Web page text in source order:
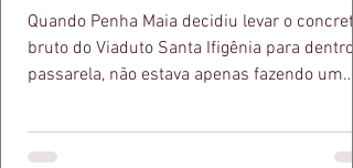
Quando Penha Maia decidiu levar o concreto
bruto do Viaduto Santa Ifigênia para dentro
passarela, não estava apenas fazendo um
a apresentadora e influenciadora Juliana
defende há tempos, o de que moda